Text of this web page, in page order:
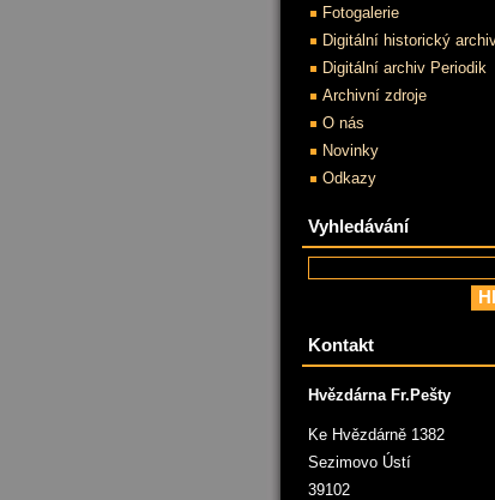
Fotogalerie
Digitální historický
Digitální archiv Periodik
Archivní zdroje
O nás
Novinky
Odkazy
Vyhledávání
Kontakt
Hvězdárna Fr.Pešty
Ke Hvězdárně 1382
Sezimovo Ústí
39102